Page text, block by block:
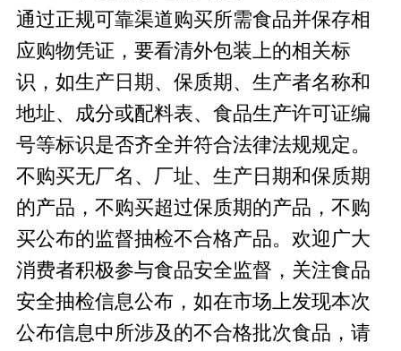
通过正规可靠渠道购买所需食品并保存相
应购物凭证，要看清外包装上的相关标
识，如生产日期、保质期、生产者名称和
地址、成分或配料表、食品生产许可证编
号等标识是否齐全并符合法律法规规定。
不购买无厂名、厂址、生产日期和保质期
的产品，不购买超过保质期的产品，不购
买公布的监督抽检不合格产品。欢迎广大
消费者积极参与食品安全监督，关注食品
安全抽检信息公布，如在市场上发现本次
公布信息中所涉及的不合格批次食品，请